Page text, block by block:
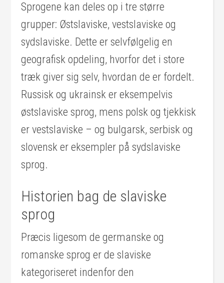
Sprogene kan deles op i tre større
grupper: Østslaviske, vestslaviske og
sydslaviske. Dette er selvfølgelig en
geografisk opdeling, hvorfor det i store
træk giver sig selv, hvordan de er fordelt.
Russisk og ukrainsk er eksempelvis
østslaviske sprog, mens polsk og tjekkisk
er vestslaviske – og bulgarsk, serbisk og
slovensk er eksempler på sydslaviske
sprog.
Historien bag de slaviske
sprog
Præcis ligesom de germanske og
romanske sprog er de slaviske
kategoriseret indenfor den